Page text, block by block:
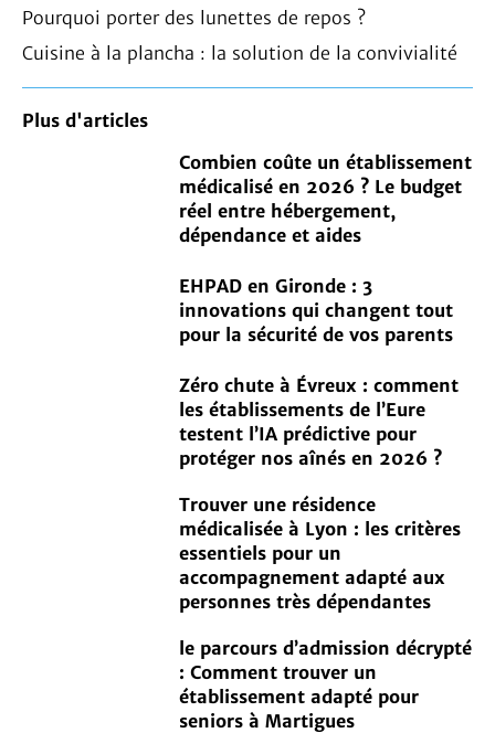
Pourquoi porter des lunettes de repos ?
Cuisine à la plancha : la solution de la convivialité
Plus d'articles
Combien coûte un établissement
médicalisé en 2026 ? Le budget
réel entre hébergement,
dépendance et aides
EHPAD en Gironde : 3
innovations qui changent tout
pour la sécurité de vos parents
Zéro chute à Évreux : comment
les établissements de l’Eure
testent l’IA prédictive pour
protéger nos aînés en 2026 ?
Trouver une résidence
médicalisée à Lyon : les critères
essentiels pour un
accompagnement adapté aux
personnes très dépendantes
le parcours d’admission décrypté
: Comment trouver un
établissement adapté pour
seniors à Martigues